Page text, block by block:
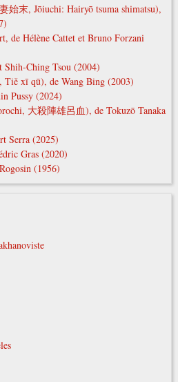
始末, Jōiuchi: Hairyō tsuma shimatsu),
de Hélène Cattet et Bruno Forzani
Shih-Ching Tsou (2004)
xī qū), de Wang Bing (2003)
Pussy (2024)
大殺陣雄呂血), de Tokuzō Tanaka
Serra (2025)
Gras (2020)
(1956)